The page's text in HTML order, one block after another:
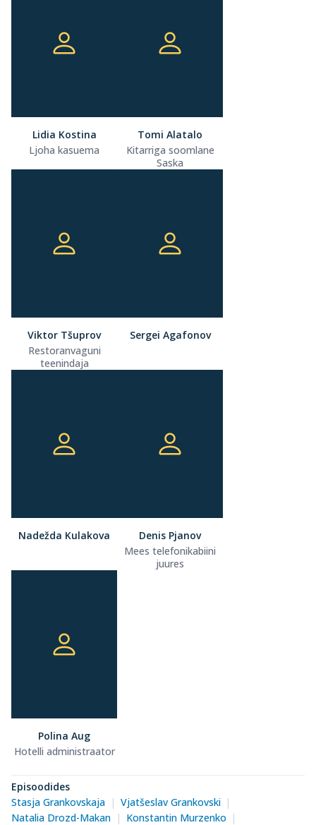
Lidia Kostina
Ljoha kasuema
Tomi Alatalo
Kitarriga soomlane
Saska
Viktor Tšuprov
Restoranvaguni
teenindaja
Sergei Agafonov
Nadežda Kulakova
Denis Pjanov
Mees telefonikabiini
juures
Polina Aug
Hotelli administraator
Episoodides
Stasja Grankovskaja
Vjatšeslav Grankovski
Natalia Drozd-Makan
Konstantin Murzenko